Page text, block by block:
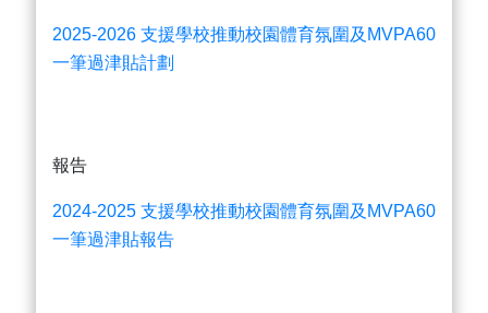
2025-2026 支援學校推動校園體育氛圍及MVPA60
一筆過津貼計劃
報告
2024-2025 支援學校推動校園體育氛圍及MVPA60
一筆過津貼報告